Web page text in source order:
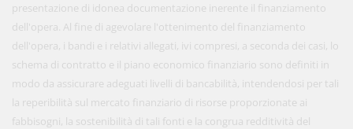
presentazione di idonea documentazione inerente il finanziamento
dell'opera. Al fine di agevolare l'ottenimento del finanziamento
dell'opera, i bandi e i relativi allegati, ivi compresi, a seconda dei casi, lo
schema di contratto e il piano economico finanziario sono definiti in
modo da assicurare adeguati livelli di bancabilità, intendendosi per tali
la reperibilità sul mercato finanziario di risorse proporzionate ai
fabbisogni, la sostenibilità di tali fonti e la congrua redditività del